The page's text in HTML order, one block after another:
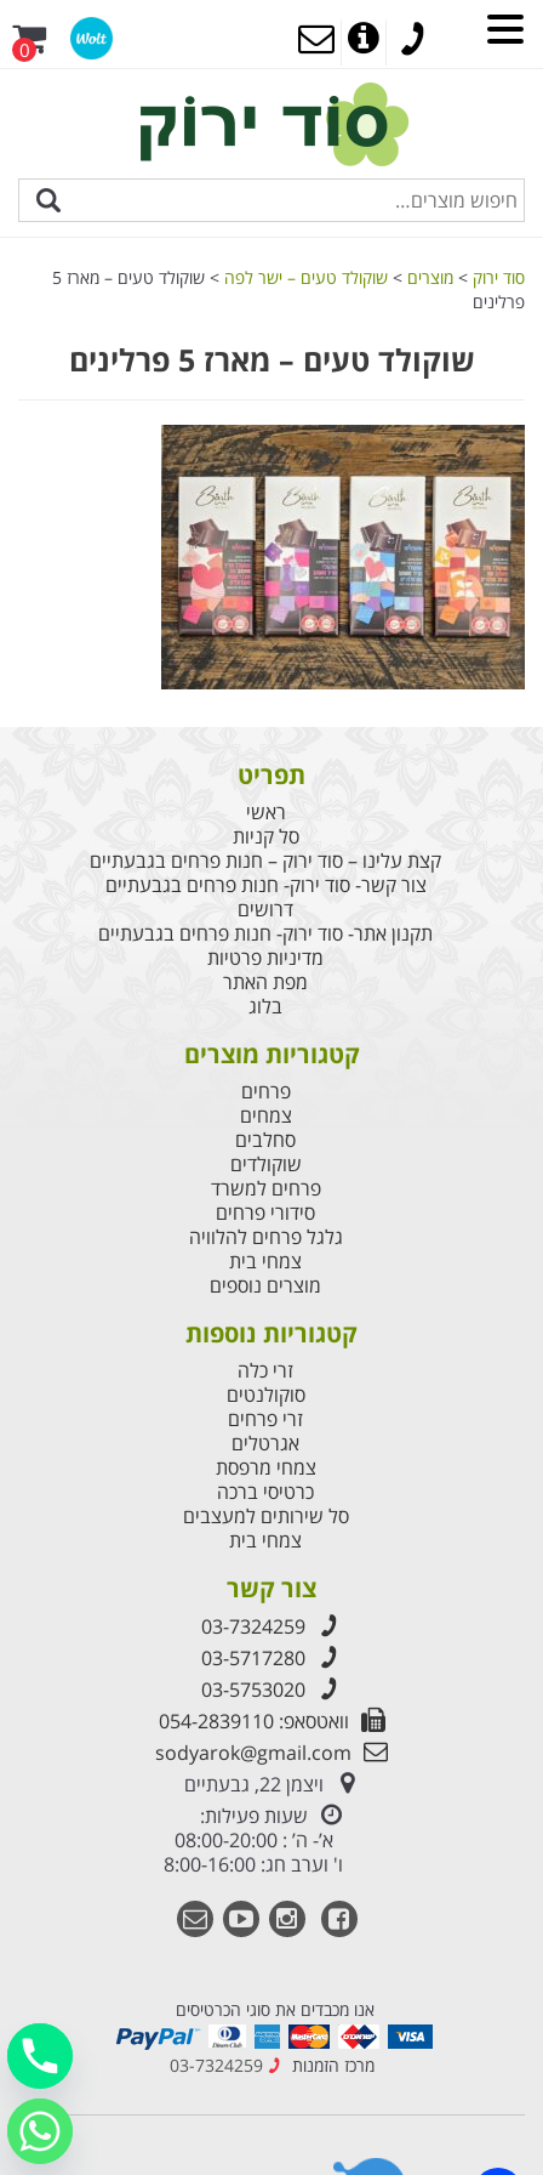
0
סוד ירוק > מוצרים > שוקולד טעים – ישר לפה >
שוקולד טעים – מארז 5
פרלינים
שוקולד טעים – מארז 5 פרלינים
תפריט
ראשי
סל קניות
קצת עלינו – סוד ירוק – חנות פרחים בגבעתיים
צור קשר- סוד ירוק- חנות פרחים בגבעתיים
דרושים
תקנון אתר- סוד ירוק- חנות פרחים בגבעתיים
מדיניות פרטיות
מפת האתר
בלוג
קטגוריות מוצרים
פרחים
צמחים
סחלבים
שוקולדים
פרחים למשרד
סידורי פרחים
גלגל פרחים להלוויה
צמחי בית
מוצרים נוספים
קטגוריות נוספות
זרי כלה
סוקולנטים
זרי פרחים
אגרטלים
צמחי מרפסת
כרטיסי ברכה
סל שירותים למעצבים
צמחי בית
צור קשר
03-7324259
03-5717280
03-5753020
וואטסאפ: 054-2839110
sodyarok@gmail.com
ויצמן 22, גבעתיים
שעות פעילות:
א’- ה’ : 08:00-20:00
ו' וערב חג: 8:00-16:00
אנו מכבדים את סוגי הכרטיסים
מרכז הזמנות 03-7324259